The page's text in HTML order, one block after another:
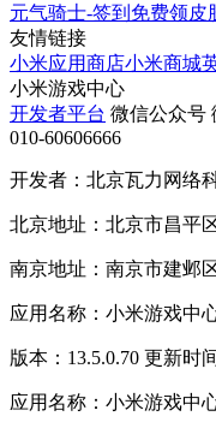
元气骑士-签到免费领皮
友情链接
小米应用商店小米商城
小米游戏中心
开发者平台 微信公众号
010-60606666
开发者：北京瓦力网络
北京地址：北京市昌平
南京地址：南京市建邺
应用名称：小米游戏中
版本：13.5.0.70 更新时
应用名称：小米游戏中